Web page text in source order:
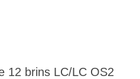
12 brins LC/LC OS2